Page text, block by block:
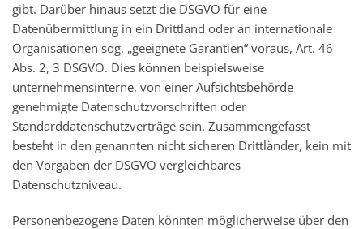
gibt. Darüber hinaus setzt die DSGVO für eine
Datenübermittlung in ein Drittland oder an internationale
Organisationen sog. „geeignete Garantien“ voraus, Art. 46
Abs. 2, 3 DSGVO. Dies können beispielsweise
unternehmensinterne, von einer Aufsichtsbehörde
genehmigte Datenschutzvorschriften oder
Standarddatenschutzverträge sein. Zusammengefasst
besteht in den genannten nicht sicheren Drittländer, kein mit
den Vorgaben der DSGVO vergleichbares
Datenschutzniveau.
Personenbezogene Daten könnten möglicherweise über den